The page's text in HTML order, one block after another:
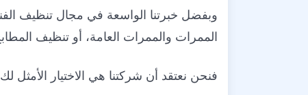
وبفضل خبرتنا الواسعة في مجال تنظيف
الممرات والممرات العامة، أو تنظيف
فنحن نعتقد أن شركتنا هي الاختيار